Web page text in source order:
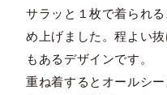
サラッと１枚で着られ
め上げました。程よい
もあるデザインです。
重ね着するとオールシ